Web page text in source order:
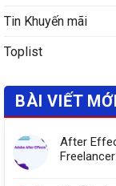
Tin Khuyến mãi
Toplist
BÀI VIẾT MỚI
After